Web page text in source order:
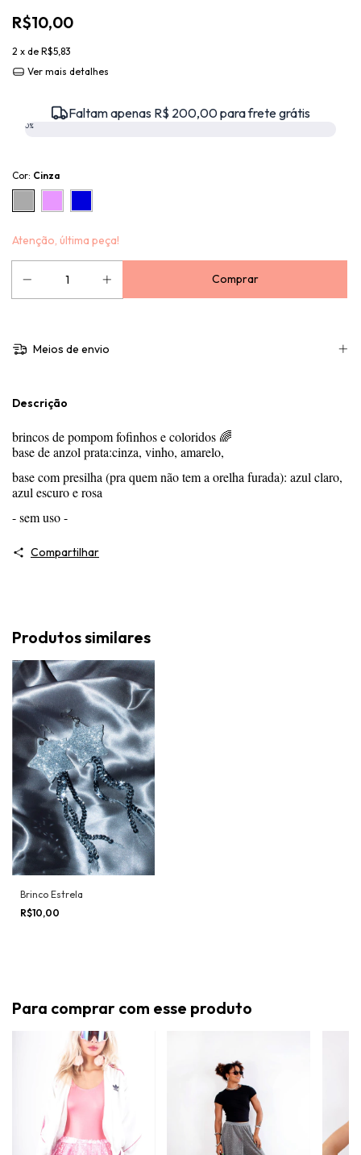
R$10,00
2 x de R$5,83
Ver mais detalhes
Faltam apenas R$ 200,00 para frete grátis
0%
Cor: Cinza
Atenção, última peça!
Meios de envio
Descrição
brincos de pompom fofinhos e coloridos 🌈
base de anzol prata:cinza, vinho, amarelo,
base com presilha (pra quem não tem a orelha furada): azul claro,
azul escuro e rosa
- sem uso -
Compartilhar
Produtos similares
Brinco Estrela
R$10,00
Para comprar com esse produto